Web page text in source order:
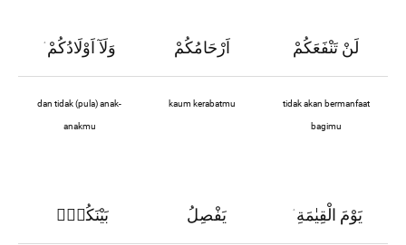
ۛ وَلَآ اَوْلَادُكُمْ اَرْحَامُكُمْ لَنْ تَنْفَعَكُمْ
dan tidak (pula) anak-
anakmu
kaum kerabatmu tidak akan bermanfaat
bagimu
بَيْنَكُمْۗ يَفْصِلُ ۛيَوْمَ الْقِيٰمَةِ